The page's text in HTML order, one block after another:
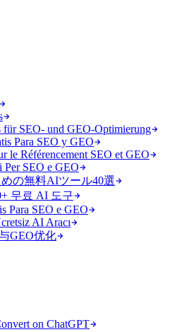
SEO- und GEO-Optimierung
Para SEO y GEO
le Référencement SEO et GEO
SEO e GEO
の無料AIツール40選
무료 AI 도구
Para SEO e GEO
AI Aracı
GEO优化
on ChatGPT